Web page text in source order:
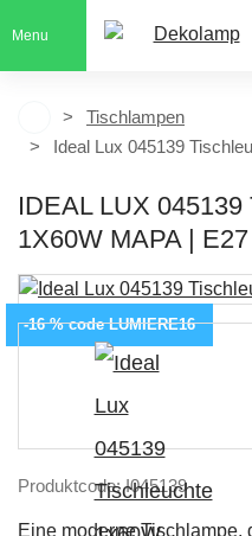
Menu
Tischlampen
Ideal Lux 045139
IDEAL LUX
1X60W MAPA | E27
-16 % code LUMIERE16
Produktcode: I045139
Eine moderne Tischlampe,